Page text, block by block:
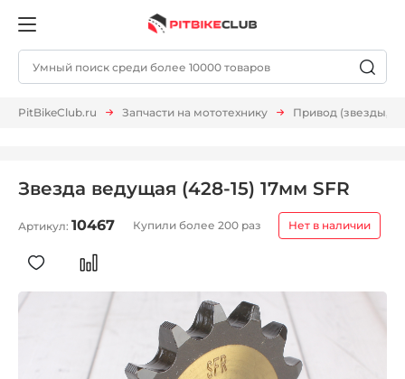
PitBikeClub.ru Запчасти на мототехнику Привод (звезды,
Звезда ведущая (428-15) 17мм SFR
Артикул: 10467 Купили более 200 раз Нет в наличии